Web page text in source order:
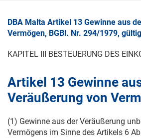
DBA Malta Artikel 13 Gewinne aus
Vermögen, BGBl. Nr. 294/1979,
KAPITEL III BESTEUERUNG DES
Artikel 13 Gewinne
Veräußerung von
(1) Gewinne aus der Veräußerung
Vermögens im Sinne des Artikels 6